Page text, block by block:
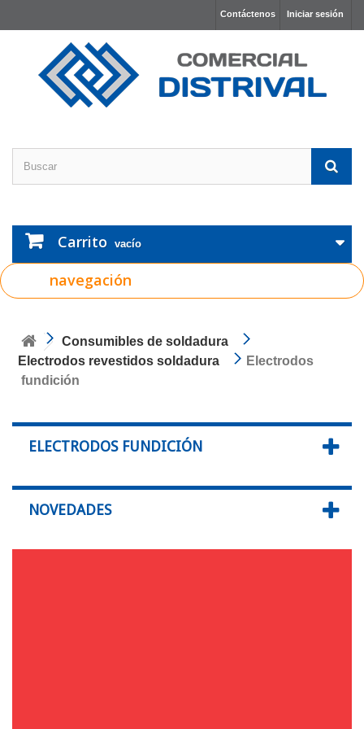
Iniciar sesión
Contáctenos
Carrito vacío
navegación
Consumibles de soldadura
Electrodos revestidos soldadura
Electrodos
fundición
ELECTRODOS FUNDICIÓN
NOVEDADES